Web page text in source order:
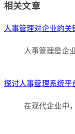
相关文章
人事管理对企业的关
人事管理是企
探讨人事管理系统平
在现代企业中